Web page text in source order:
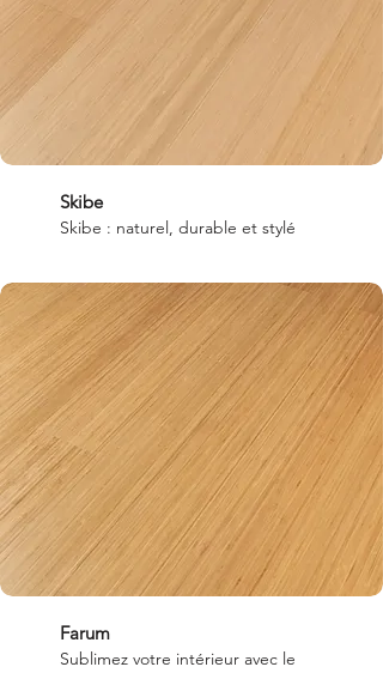
Skibe
Skibe : naturel, durable et stylé
Farum
Sublimez votre intérieur avec le